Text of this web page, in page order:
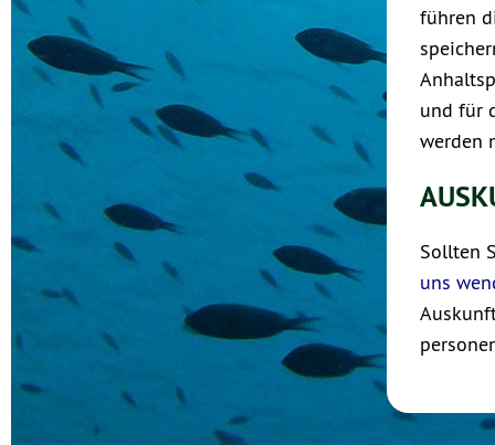
führen
und für
werden
Sollten
uns